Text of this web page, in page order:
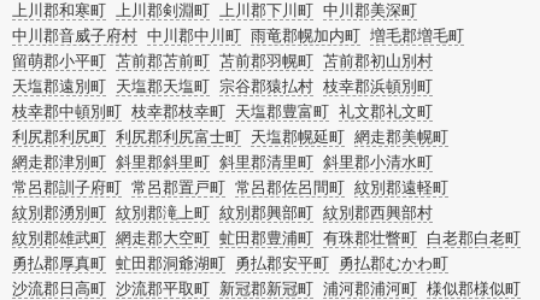
上川郡和寒町 上川郡剣淵町 上川郡下川町 中川郡美深町
中川郡音威子府村 中川郡中川町 雨竜郡幌加内町 増毛郡増毛町
留萌郡小平町 苫前郡苫前町 苫前郡羽幌町 苫前郡初山別村
天塩郡遠別町 天塩郡天塩町 宗谷郡猿払村 枝幸郡浜頓別町
枝幸郡中頓別町 枝幸郡枝幸町 天塩郡豊富町 礼文郡礼文町
利尻郡利尻町 利尻郡利尻富士町 天塩郡幌延町 網走郡美幌町
網走郡津別町 斜里郡斜里町 斜里郡清里町 斜里郡小清水町
常呂郡訓子府町 常呂郡置戸町 常呂郡佐呂間町 紋別郡遠軽町
紋別郡湧別町 紋別郡滝上町 紋別郡興部町 紋別郡西興部村
紋別郡雄武町 網走郡大空町 虻田郡豊浦町 有珠郡壮瞥町 白老郡白老町
勇払郡厚真町 虻田郡洞爺湖町 勇払郡安平町 勇払郡むかわ町
沙流郡日高町 沙流郡平取町 新冠郡新冠町 浦河郡浦河町 様似郡様似町